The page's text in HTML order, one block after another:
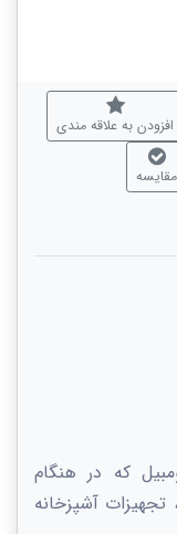
افزودن به علاقه مندی
مقایسه
كه در هنگام
آشپزخانه